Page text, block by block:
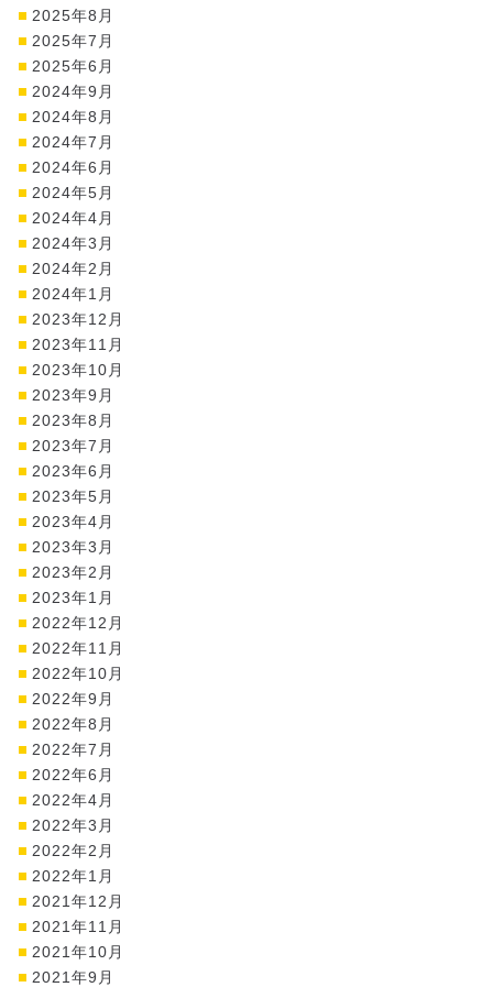
2025年8月
2025年7月
2025年6月
2024年9月
2024年8月
2024年7月
2024年6月
2024年5月
2024年4月
2024年3月
2024年2月
2024年1月
2023年12月
2023年11月
2023年10月
2023年9月
2023年8月
2023年7月
2023年6月
2023年5月
2023年4月
2023年3月
2023年2月
2023年1月
2022年12月
2022年11月
2022年10月
2022年9月
2022年8月
2022年7月
2022年6月
2022年4月
2022年3月
2022年2月
2022年1月
2021年12月
2021年11月
2021年10月
2021年9月